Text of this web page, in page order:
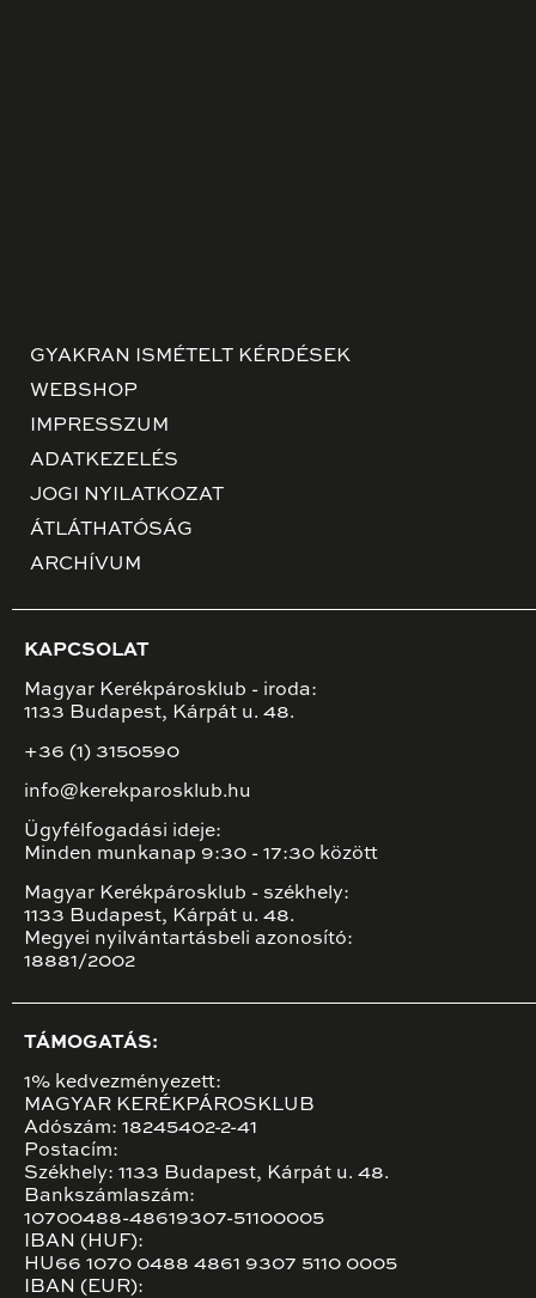
GYAKRAN ISMÉTELT KÉRDÉSEK
WEBSHOP
IMPRESSZUM
ADATKEZELÉS
JOGI NYILATKOZAT
ÁTLÁTHATÓSÁG
ARCHÍVUM
KAPCSOLAT
Magyar Kerékpárosklub - iroda:
1133 Budapest, Kárpát u. 48.
+36 (1) 3150590
info@kerekparosklub.hu
Ügyfélfogadási ideje:
Minden munkanap 9:30 - 17:30 között
Magyar Kerékpárosklub - székhely:
1133 Budapest, Kárpát u. 48.
Megyei nyilvántartásbeli azonosító:
18881/2002
TÁMOGATÁS:
1% kedvezményezett:
MAGYAR KERÉKPÁROSKLUB
Adószám: 18245402-2-41
Postacím:
Székhely: 1133 Budapest, Kárpát u. 48.
Bankszámlaszám:
10700488-48619307-51100005
IBAN (HUF):
HU66 1070 0488 4861 9307 5110 0005
IBAN (EUR):